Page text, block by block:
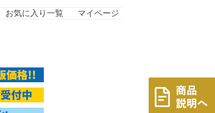
お気に入り一覧 マイページ